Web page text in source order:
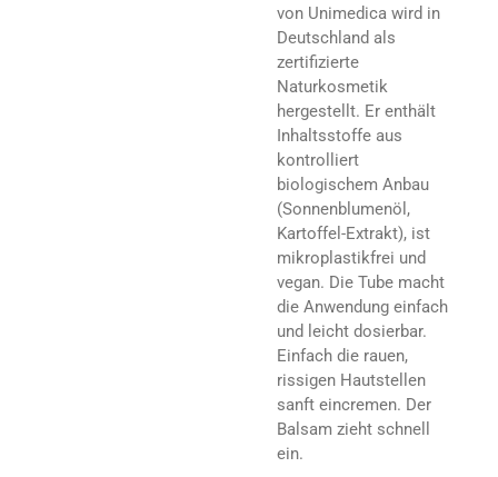
von Unimedica wird in
Deutschland als
zertifizierte
Naturkosmetik
hergestellt. Er enthält
Inhaltsstoffe aus
kontrolliert
biologischem Anbau
(Sonnenblumenöl,
Kartoffel-Extrakt), ist
mikroplastikfrei und
vegan. Die Tube macht
die Anwendung einfach
und leicht dosierbar.
Einfach die rauen,
rissigen Hautstellen
sanft eincremen. Der
Balsam zieht schnell
ein.